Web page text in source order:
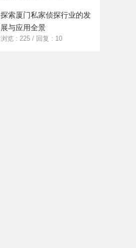
探索厦门私家侦探行业的发
展与应用全景
浏览 : 225 / 回复 : 10